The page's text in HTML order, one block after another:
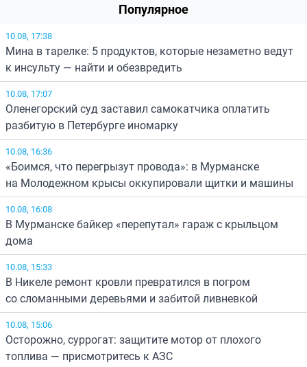
Популярное
10.08, 17:38
Мина в тарелке: 5 продуктов, которые незаметно ведут
к инсульту — найти и обезвредить
10.08, 17:07
Оленегорский суд заставил самокатчика оплатить
разбитую в Петербурге иномарку
10.08, 16:36
«Боимся, что перегрызут провода»: в Мурманске
на Молодежном крысы оккупировали щитки и машины
10.08, 16:08
В Мурманске байкер «перепутал» гараж с крыльцом
дома
10.08, 15:33
В Никеле ремонт кровли превратился в погром
со сломанными деревьями и забитой ливневкой
10.08, 15:06
Осторожно, суррогат: защитите мотор от плохого
топлива — присмотритесь к АЗС